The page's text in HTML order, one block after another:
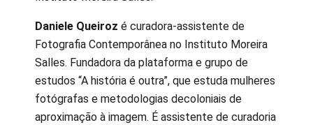
Daniele Queiroz é curadora-assistente de
Fotografia Contemporânea no Instituto Moreira
Salles. Fundadora da plataforma e grupo de
estudos “A história é outra”, que estuda mulheres
fotógrafas e metodologias decoloniais de
aproximação à imagem. É assistente de curadoria